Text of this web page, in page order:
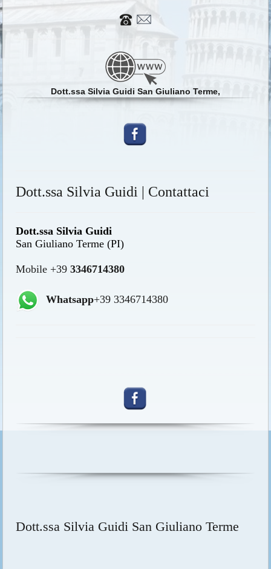
Dott.ssa Silvia Guidi San Giuliano Terme,
Dott.ssa Silvia Guidi | Contattaci
Dott.ssa Silvia Guidi
San Giuliano Terme (PI)
Mobile +393346714380
Whatsapp+39 3346714380
Dott.ssa Silvia Guidi San Giuliano Terme